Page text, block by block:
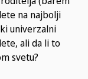
na najbolji
univerzalni
ali da li to
svetu?